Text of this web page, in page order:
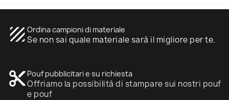
texture Ordina campioni di materiale
Se non sai quale materiale sarà il migliore per te.
content_cut Pouf pubblicitari e su richiesta
Offriamo la possibilità di stampare sui nostri pouf
e pouf